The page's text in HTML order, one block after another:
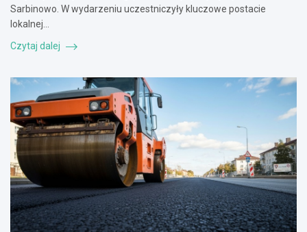
Sarbinowo. W wydarzeniu uczestniczyły kluczowe postacie
lokalnej…
Czytaj dalej